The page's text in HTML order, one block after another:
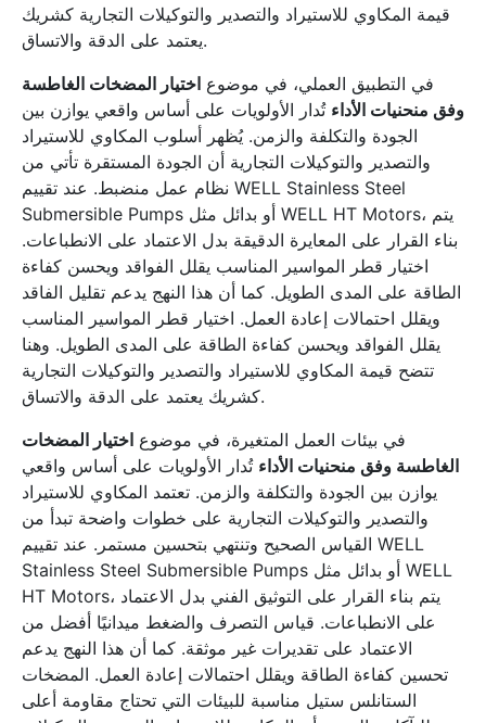
قيمة المكاوي للاستيراد والتصدير والتوكيلات التجارية كشريك
يعتمد على الدقة والاتساق.
في التطبيق العملي، في موضوع اختيار المضخات الغاطسة
وفق منحنيات الأداء تُدار الأولويات على أساس واقعي يوازن بين
الجودة والتكلفة والزمن. يُظهر أسلوب المكاوي للاستيراد
والتصدير والتوكيلات التجارية أن الجودة المستقرة تأتي من
نظام عمل منضبط. عند تقييم WELL Stainless Steel
Submersible Pumps أو بدائل مثل WELL HT Motors، يتم
بناء القرار على المعايرة الدقيقة بدل الاعتماد على الانطباعات.
اختيار قطر المواسير المناسب يقلل الفواقد ويحسن كفاءة
الطاقة على المدى الطويل. كما أن هذا النهج يدعم تقليل الفاقد
ويقلل احتمالات إعادة العمل. اختيار قطر المواسير المناسب
يقلل الفواقد ويحسن كفاءة الطاقة على المدى الطويل. وهنا
تتضح قيمة المكاوي للاستيراد والتصدير والتوكيلات التجارية
كشريك يعتمد على الدقة والاتساق.
في بيئات العمل المتغيرة، في موضوع اختيار المضخات
الغاطسة وفق منحنيات الأداء تُدار الأولويات على أساس واقعي
يوازن بين الجودة والتكلفة والزمن. تعتمد المكاوي للاستيراد
والتصدير والتوكيلات التجارية على خطوات واضحة تبدأ من
القياس الصحيح وتنتهي بتحسين مستمر. عند تقييم WELL
Stainless Steel Submersible Pumps أو بدائل مثل WELL
HT Motors، يتم بناء القرار على التوثيق الفني بدل الاعتماد
على الانطباعات. قياس التصرف والضغط ميدانيًا أفضل من
الاعتماد على تقديرات غير موثقة. كما أن هذا النهج يدعم
تحسين كفاءة الطاقة ويقلل احتمالات إعادة العمل. المضخات
الستانلس ستيل مناسبة للبيئات التي تحتاج مقاومة أعلى